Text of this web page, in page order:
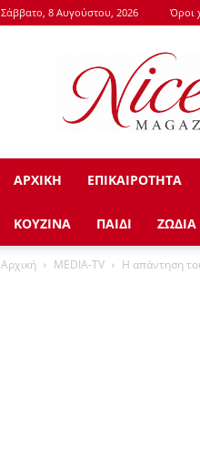
Σάββατο, 8 Αυγούστου, 2026 Όροι
ΑΡΧΙΚΗ ΕΠΙΚΑΙΡΟΤΗΤΑ
ΚΟΥΖΙΝΑ ΠΑΙΔΙ ΖΩΔΙΑ
Αρχική ΜEDIA-TV Η απάντηση